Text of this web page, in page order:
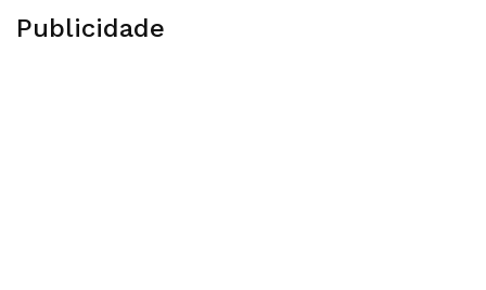
Publicidade